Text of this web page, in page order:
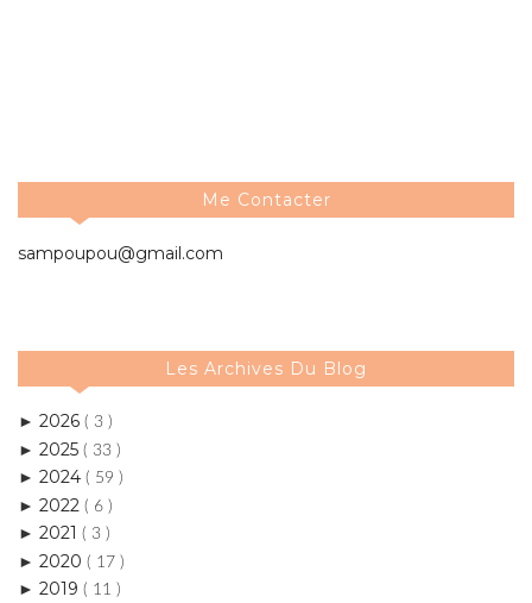
2024
► 2022 ( 6 )
► 2021 ( 3 )
► 2020( 17 )
► 2019 ( 11 )
► 2018( 39 )
► 2017 ( 50 )
► 2016 ( 84 )